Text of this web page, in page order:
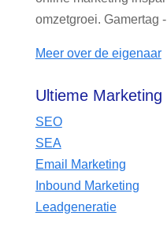
omzetgroei. Gamertag
Meer over de eigenaar
Ultieme Marketing
SEO
SEA
Email Marketing
Inbound Marketing
Leadgeneratie